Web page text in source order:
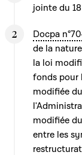
jointe du
Docpa
de la
la loi
fonds pour
modifiée
modifiée
entre les